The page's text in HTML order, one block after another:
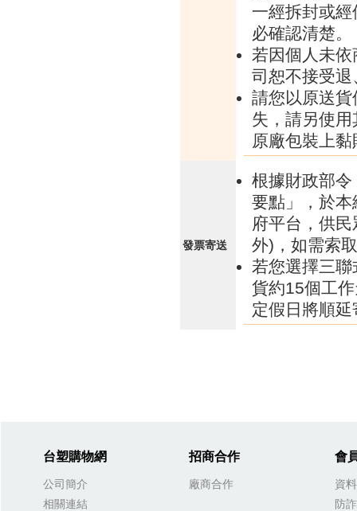
一經拆封或
必確認清楚。
若因個人未
司恕不接受
請您以原送
失，請另使
原廠包裝上
發票寄送
根據財政部
要點」，於
府平台，供
外)，如需索
若您選擇三
貨約15個工
定假日將順延
台塑購物網
公司簡介
相關連結
招商合作
廠商合作
會
資
防